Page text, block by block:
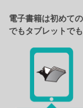
電子書籍は初めて
でもタブレットで